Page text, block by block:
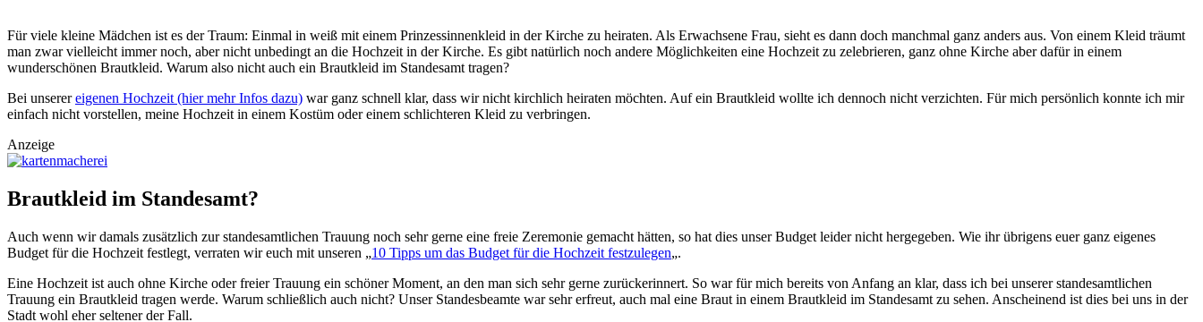
Für viele kleine Mädchen ist es der Traum: Einmal in weiß mit einem Prinzessinnenkleid in der Kirche zu heiraten. Als Erwachsene Frau, sieht es dann doch manchmal ganz anders aus. Von einem Kleid träumt
man zwar vielleicht immer noch, aber nicht unbedingt an die Hochzeit in der Kirche. Es gibt natürlich noch andere Möglichkeiten eine Hochzeit zu zelebrieren, ganz ohne Kirche aber dafür in einem
wunderschönen Brautkleid. Warum also nicht auch ein Brautkleid im Standesamt tragen?
Bei unserereigenen Hochzeit (hier mehr Infos dazu) war ganz schnell klar, dass wir nicht kirchlich heiraten möchten. Auf ein Brautkleid wollte ich dennoch nicht verzichten. Für mich persönlich konnte ich mir
einfach nicht vorstellen, meine Hochzeit in einem Kostüm oder einem schlichteren Kleid zu verbringen.
Anzeige
Brautkleid im Standesamt?
Auch wenn wir damals zusätzlich zur standesamtlichen Trauung noch sehr gerne eine freie Zeremonie gemacht hätten, so hat dies unser Budget leider nicht hergegeben. Wie ihr übrigens euer ganz eigenes
Budget für die Hochzeit festlegt, verraten wir euch mit unseren „10 Tipps um das Budget für die Hochzeit festzulegen„.
Eine Hochzeit ist auch ohne Kirche oder freier Trauung ein schöner Moment, an den man sich sehr gerne zurückerinnert. So war für mich bereits von Anfang an klar, dass ich bei unserer standesamtlichen
Trauung ein Brautkleid tragen werde. Warum schließlich auch nicht? Unser Standesbeamte war sehr erfreut, auch mal eine Braut in einem Brautkleid im Standesamt zu sehen. Anscheinend ist dies bei uns in der
Stadt wohl eher seltener der Fall.